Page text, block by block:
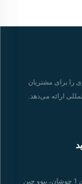
را برای مشتریان
ارائه می‌دهد.